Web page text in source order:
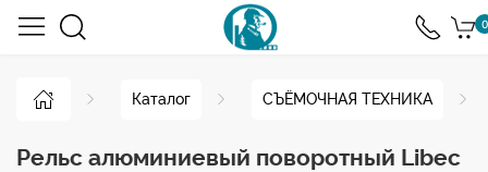
0
Каталог СЪЁМОЧНАЯ ТЕХНИКА
Рельс алюминиевый поворотный Libec